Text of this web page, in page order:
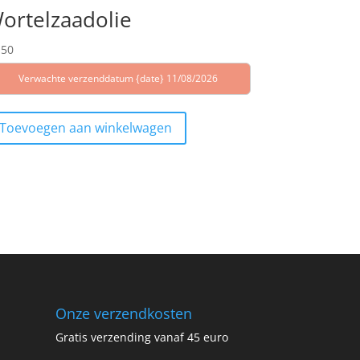
Verwachte verzenddatum {date} 11/08/2026
Toevoegen aan winkelwagen
Onze verzendkosten
Gratis verzending vanaf 45 euro